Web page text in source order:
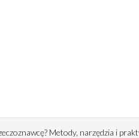
Metody, narzędzia i